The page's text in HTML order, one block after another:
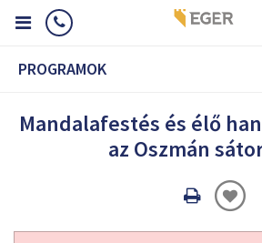
PROGRAMOK
Mandalafestés és élő
az Oszmán
Oldal